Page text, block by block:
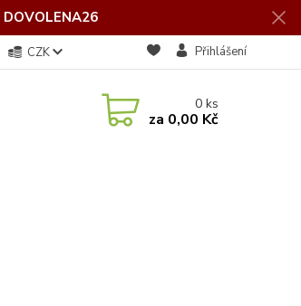
DOVOLENA26
CZK Přihlášení
0ks
za 0,00 Kč